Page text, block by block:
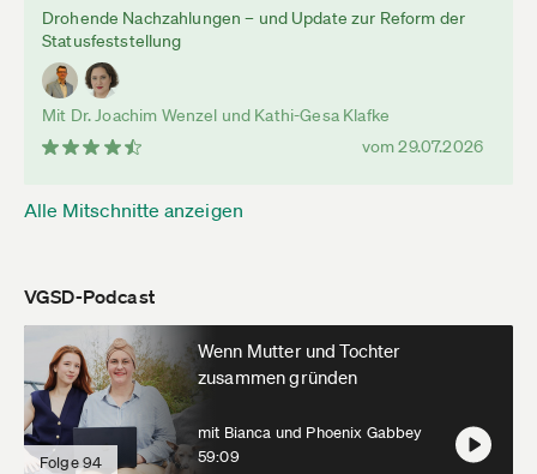
Drohende Nachzahlungen – und Update zur Reform der
Statusfeststellung
Mit Dr. Joachim Wenzel und Kathi-Gesa Klafke
vom 29.07.2026
Alle Mitschnitte anzeigen
VGSD-Podcast
Folge 94
Wenn Mutter und Tochter
zusammen gründen
mit Bianca und Phoenix Gabbey
59:09